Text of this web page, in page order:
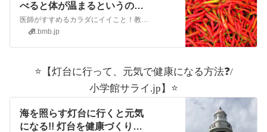
べると体が温まるというのは
本当か？｜@DIME アットダイ
ム
医師がすすめるカラダにイイこと！教えてDr倉田「今日は寒いから、辛い食べ物を食べに行こう!」こういうセリフを話したり、聞いたことはありませんか?中華料理の中でも辛い四川料理の豆板醤や山椒、韓国料...
d.bmb.jp
⭐️【灯台に行って、元気で健康になる方法❓/
小学館サライ.jp】⭐️
海を照らす灯台に行くと元気
になる!! 灯台を健康づくりに